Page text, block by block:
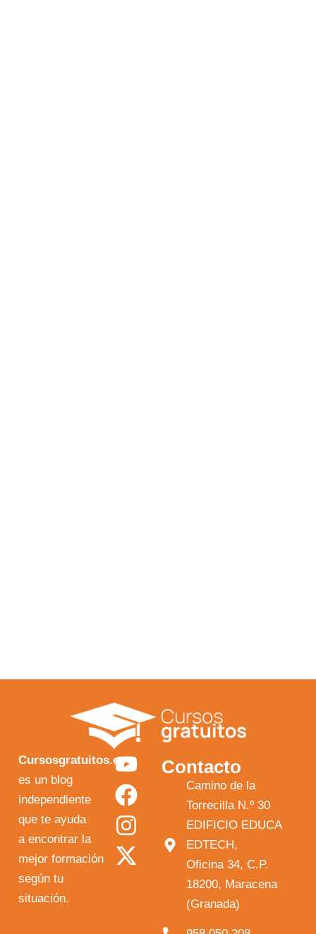
Cursosgratuitos.es
es un blog
independiente
que te ayuda
a encontrar la
mejor formación
según tu
situación.
Y
o
u
t
u
F
a
c
e
b
I
n
s
t
a
X
-
t
w
i
Contacto
Camino de la
Torrecilla N.º 30
EDIFICIO EDUCA
EDTECH,
Oficina 34, C.P.
18200, Maracena
(Granada)